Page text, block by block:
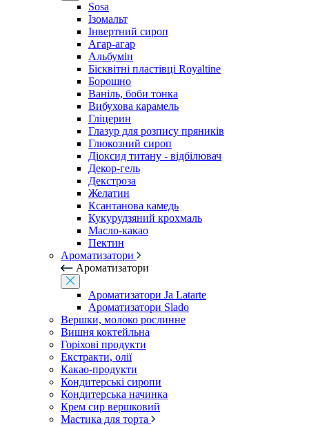
Sosa
Ізомальт
Інвертний сироп
Агар-агар
Альбумін
Бісквітні пластівці Royaltine
Борошно
Ваніль, боби тонка
Вибухова карамель
Гліцерин
Глазур для розпису пряників
Глюкозний сироп
Діоксид титану - відбілювач
Декор-гель
Декстроза
Желатин
Ксантанова камедь
Кукурудзяний крохмаль
Масло-какао
Пектин
Ароматизатори
Ароматизатори
Ароматизатори Ja Latarte
Ароматизатори Slado
Вершки, молоко рослинне
Вишня коктейльна
Горіхові продукти
Екстракти, олії
Какао-продукти
Кондитерські сиропи
Кондитерська начинка
Крем сир вершковий
Мастика для торта